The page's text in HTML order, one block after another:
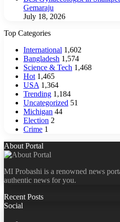
Gemaraju
July 18, 2026
Top Categories
International 1,602
Bangladesh 1,574
Science & Tech 1,468
Hot 1,465
USA 1,364
Trending 1,184
Uncategorized 51
Michigan 44
Election 2
Crime 1
About Portal
MI Probashi is a renowned news
authentic news for you.
Recent Posts
Social